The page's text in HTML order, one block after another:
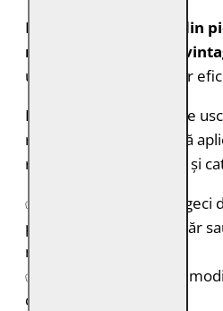
Este ideal pentru
geci din
moale, fină sau piele
un tratament delicat dar
Hrănește pielea, previne
rigidizarea în timp. După
recapătă aspectul curat și
✅ Recomandat pentru geci
piele de miel, piele cu păr
naturală
✅ Nu încarcă pielea, nu
culoarea